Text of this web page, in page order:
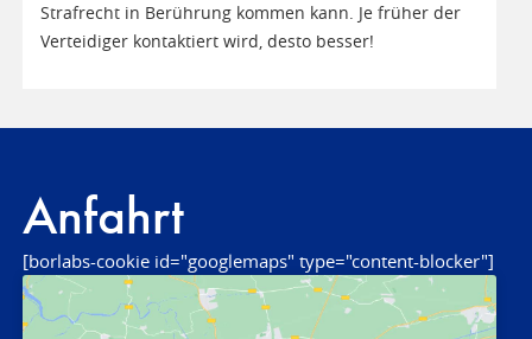
Strafrecht in Berührung kommen kann. Je früher der
Verteidiger kontaktiert wird, desto besser!
Anfahrt
[borlabs-cookie id="googlemaps" type="content-blocker"]